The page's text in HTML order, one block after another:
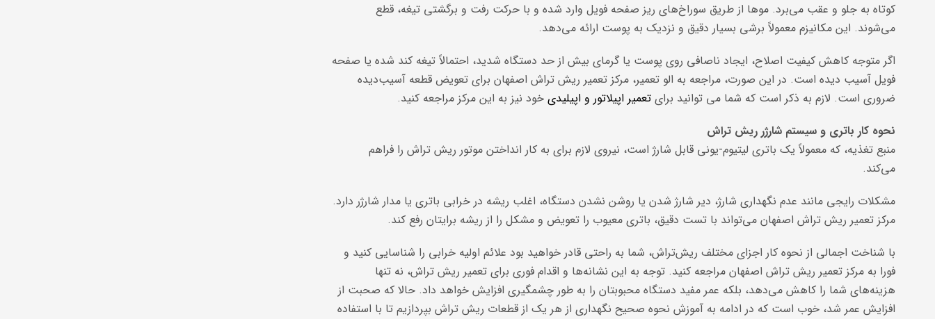
کوتاه به جلو و عقب می‌برد. موها از طریق سوراخ‌های ریز صفحه فویل وارد شده و با حرکت رفت و برگشتی تیغه، قطع
می‌شوند. این مکانیزم معمولاً برشی بسیار دقیق و نزدیک به پوست ارائه می‌دهد.
اگر متوجه کاهش کیفیت اصلاح، ایجاد ناصافی روی پوست یا گرمای بیش از حد دستگاه شدید، احتمالاً تیغه کند شده یا صفحه
فویل آسیب دیده است. در این صورت، مراجعه به الو تعمیر، مرکز تعمیر ریش تراش اصفهان برای تعویض قطعه آسیب‌دیده
ضروری است. لازم به ذکر است که شما می توانید برای تعمیر اپیلاتور و اپیلیدی خود نیز به این مرکز مراجعه کنید.
نحوه کار باتری و سیستم شارژر ریش تراش
منبع تغذیه، که معمولاً یک باتری لیتیوم-یونی قابل شارژ است، نیروی لازم برای به کار انداختن موتور ریش تراش را فراهم
می‌کند.
مشکلات رایجی مانند عدم نگهداری شارژ، دیر شارژ شدن یا روشن نشدن دستگاه، اغلب ریشه در خرابی باتری یا مدار شارژر دارد.
مرکز تعمیر ریش تراش اصفهان می‌تواند با تست دقیق، باتری معیوب را تعویض و مشکل را از ریشه برایتان رفع کند.
با شناخت اجمالی از نحوه کار اجزای مختلف ریش‌تراش، شما به راحتی قادر خواهید بود علائم اولیه خرابی را شناسایی کنید و
فورا به مرکز تعمیر ریش تراش اصفهان مراجعه کنید. توجه به این نشانه‌ها و اقدام فوری برای تعمیر ریش تراش، نه تنها
هزینه‌های شما را کاهش می‌دهد، بلکه عمر مفید دستگاه محبوبتان را به طور چشمگیری افزایش خواهد داد. حالا که صحبت از
افزایش عمر شد، خوب است که در ادامه به آموزش نحوه صحیح نگهداری از هر یک از قطعات ریش تراش بپردازیم تا با استفاده